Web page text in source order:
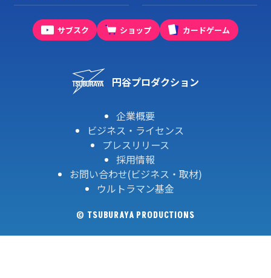
サブスク ショップ カードゲーム
円谷プロダクション
企業概要
ビジネス・ライセンス
プレスリリース
採用情報
お問い合わせ(ビジネス・取材)
ウルトラマン基金
© TSUBURAYA PRODUCTIONS